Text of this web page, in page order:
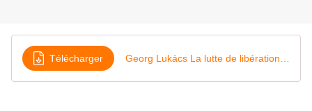
Télécharger